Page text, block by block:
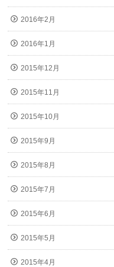
2016年2月
2016年1月
2015年12月
2015年11月
2015年10月
2015年9月
2015年8月
2015年7月
2015年6月
2015年5月
2015年4月